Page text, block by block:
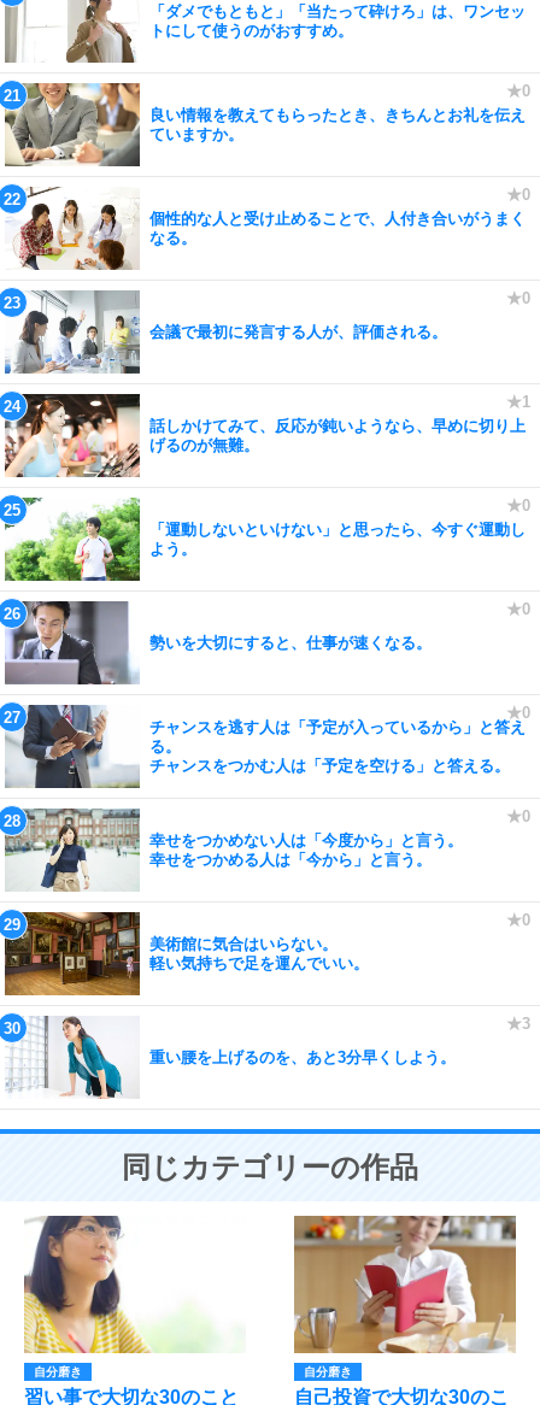
「ダメでもともと」「当たって砕けろ」は、ワンセッ
トにして使うのがおすすめ。
良い情報を教えてもらったとき、きちんとお礼を伝え
ていますか。
個性的な人と受け止めることで、人付き合いがうまく
なる。
会議で最初に発言する人が、評価される。
話しかけてみて、反応が鈍いようなら、早めに切り上
げるのが無難。
「運動しないといけない」と思ったら、今すぐ運動し
よう。
勢いを大切にすると、仕事が速くなる。
チャンスを逃す人は「予定が入っているから」と答え
る。
チャンスをつかむ人は「予定を空ける」と答える。
幸せをつかめない人は「今度から」と言う。
幸せをつかめる人は「今から」と言う。
美術館に気合はいらない。
軽い気持ちで足を運んでいい。
重い腰を上げるのを、あと3分早くしよう。
同じカテゴリーの作品
自分磨き
習い事で大切な30のこと
自分磨き
自己投資で大切な30のこ